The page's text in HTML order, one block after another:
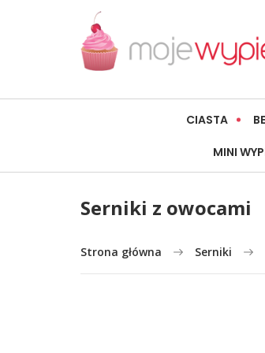
CIASTA
MINI
Serniki z owocami
Strona główna Serniki